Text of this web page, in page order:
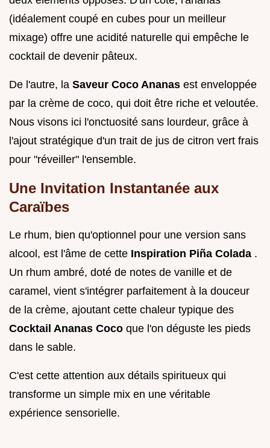
(idéalement coupé en cubes pour un meilleur
mixage) offre une acidité naturelle qui empêche le
cocktail de devenir pâteux.
De l'autre, la Saveur Coco Ananas est enveloppée
par la crème de coco, qui doit être riche et veloutée.
Nous visons ici l'onctuosité sans lourdeur, grâce à
l'ajout stratégique d'un trait de jus de citron vert frais
pour "réveiller" l'ensemble.
Une Invitation Instantanée aux
Caraïbes
Le rhum, bien qu'optionnel pour une version sans
alcool, est l'âme de cette Inspiration Piña Colada .
Un rhum ambré, doté de notes de vanille et de
caramel, vient s'intégrer parfaitement à la douceur
de la crème, ajoutant cette chaleur typique des
Cocktail Ananas Coco que l'on déguste les pieds
dans le sable.
C'est cette attention aux détails spiritueux qui
transforme un simple mix en une véritable
expérience sensorielle.